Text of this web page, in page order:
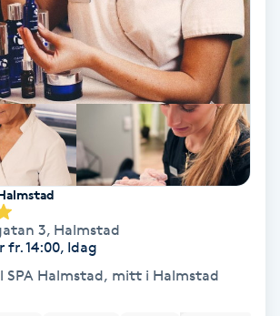
3, Halmstad
fr. 14:00, Idag
SPA Halmstad, mitt i Halmstad